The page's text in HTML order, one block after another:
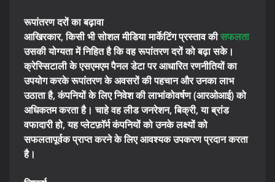
रूपांतरण दरों का बढ़ावा
आखिरकार, किसी भी सोशल मीडिया मार्केटिंग प्रस्ताव कीसफलता
उसकी योग्यता में निहित है कि वह रूपांतरण दरों को बढ़ा सके।
क्रेस्सिटाली के एसएमएम पैनल डेटा पर आधारित रणनीतियों का
उपयोग करके रूपांतरण के अवसरों की पहचान और उनका लाभ
उठाता है, कंपनियों के लिए निवेश की लाभांकोवर्षण (आरओआई) को
अधिकतम करता है। चाहे वह लीड जनरेशन, बिक्री, या ब्रांड
वफादारी हो, यह प्लेटफ़ॉर्म कंपनियों को उनके लक्ष्यों को
सफलतापूर्वक प्राप्त करने के लिए आवश्यक उपकरण प्रदान करता
है।